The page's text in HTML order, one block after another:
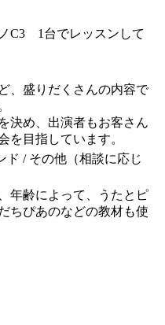
C3 1台でレッスンして
、盛りだくさんの内容で
決め、出演者もお客さん
を目指しています。
ド / その他（相談に応じ
年齢によって、うたとピ
ちぴあのなどの教材も使